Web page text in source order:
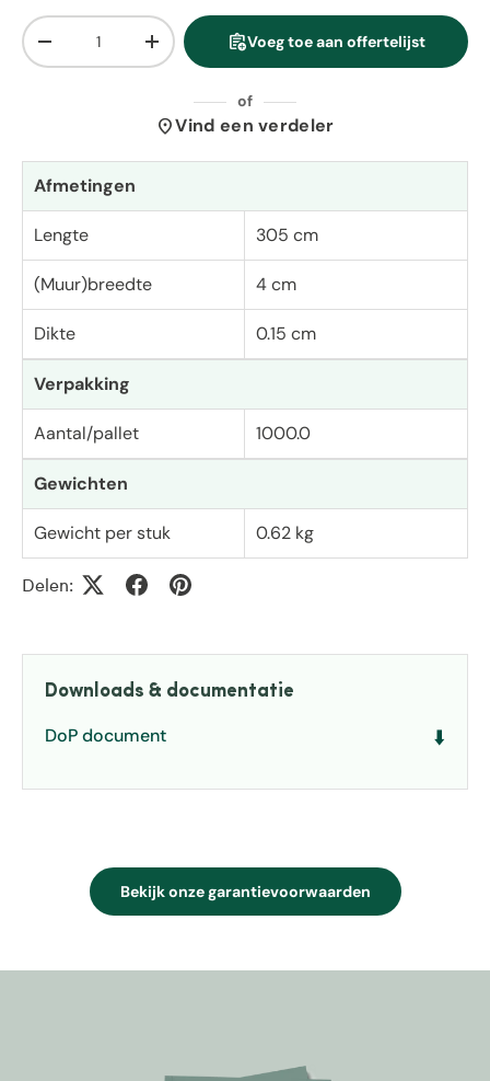
Aantal
Verlaag de hoeveelheidVerhoog de hoeveelheid
assignment_add Voeg toe aan offertelijst
of
location_onVind een verdeler
Afmetingen
Lengte 305 cm
(Muur)breedte 4 cm
Dikte 0.15 cm
Verpakking
Aantal/pallet 1000.0
Gewichten
Gewicht per stuk 0.62 kg
Delen:
Downloads & documentatie
DoP document ⬇️
Bekijk onze garantievoorwaarden